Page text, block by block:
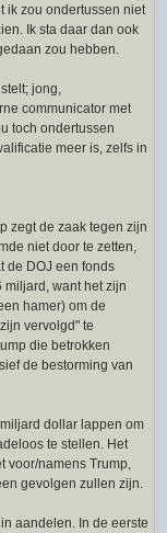
ik zou ondertussen niet
Ik sta daar dan ook
zou hebben.
jong,
communicator met
toch ondertussen
meer is, zelfs in
zegt de zaak tegen zijn
niet door te zetten,
de DOJ een fonds
want het zijn
hamer) om de
vervolgd" te
die betrokken
de bestorming van
dollar lappen om
te stellen. Het
voor/namens Trump,
gevolgen zullen zijn.
aandelen. In de eerste